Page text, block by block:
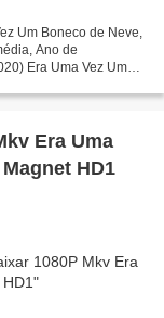
Um Boneco de Neve,
Ano de
Era Uma Vez Um
Era Uma
HD1